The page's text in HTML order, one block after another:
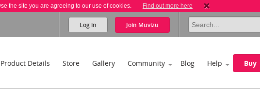
the site you are agreeing to our use of cookies. Find out more here
Log in Join Muvizu
Product Details Store Gallery Community Blog Help Buy